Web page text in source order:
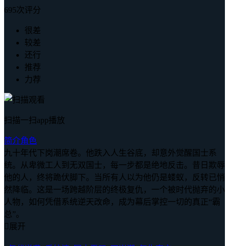
695次评分
很差
较差
还行
推荐
力荐
扫描一扫app播放
简介角色
九十年代下岗潮席卷。他跌入人生谷底，却意外觉醒国士系
统。从卑微工人到无双国士，每一步都是绝地反击。昔日欺辱
他的人，终将跪伏脚下。当所有人以为他仍是蝼蚁，反转已悄
然降临。这是一场跨越阶层的终极复仇，一个被时代抛弃的小
人物，如何凭借系统逆天改命，成为幕后掌控一切的真正“霸
总”。
 展开